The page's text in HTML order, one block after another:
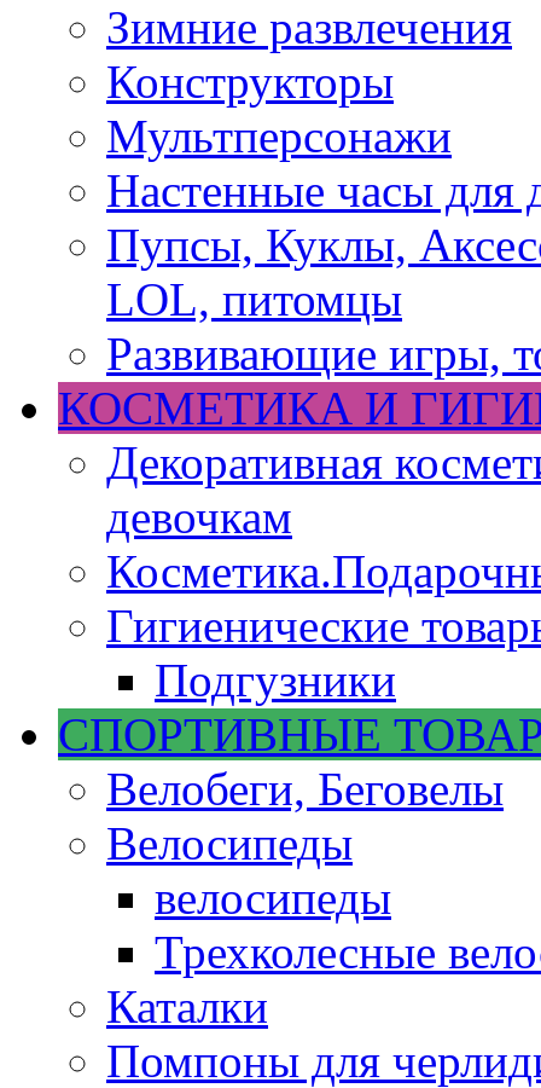
Зимние развлечения
Конструкторы
Мультперсонажи
Настенные часы для
Пупсы, Куклы,
LOL, питомцы
Развивающие игры,
КОСМЕТИКА И
Декоративная
девочкам
Гигиенические
Подгузники
СПОРТИВНЫЕ
Велобеги, Беговелы
Велосипеды
велосипеды
Трехколесные
Каталки
Помпоны для